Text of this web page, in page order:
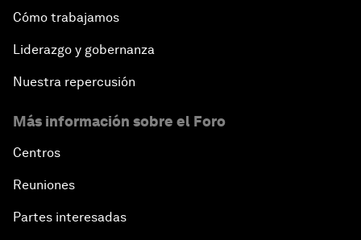
Cómo trabajamos
Liderazgo y gobernanza
Nuestra repercusión
Más información sobre el Foro
Centros
Reuniones
Partes interesadas